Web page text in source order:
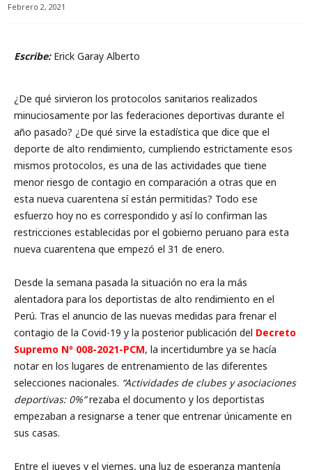
Febrero 2, 2021
Escribe: Erick Garay Alberto
¿De qué sirvieron los protocolos sanitarios realizados
minuciosamente por las federaciones deportivas durante el
año pasado? ¿De qué sirve la estadística que dice que el
deporte de alto rendimiento, cumpliendo estrictamente esos
mismos protocolos, es una de las actividades que tiene
menor riesgo de contagio en comparación a otras que en
esta nueva cuarentena sí están permitidas? Todo ese
esfuerzo hoy no es correspondido y así lo confirman las
restricciones establecidas por el gobierno peruano para esta
nueva cuarentena que empezó el 31 de enero.
Desde la semana pasada la situación no era la más
alentadora para los deportistas de alto rendimiento en el
Perú. Tras el anuncio de las nuevas medidas para frenar el
contagio de la Covid-19 y la posterior publicación del Decreto
Supremo Nº 008-2021-PCM, la incertidumbre ya se hacía
notar en los lugares de entrenamiento de las diferentes
selecciones nacionales. “Actividades de clubes y asociaciones
deportivas: 0%”rezaba el documento y los deportistas
empezaban a resignarse a tener que entrenar únicamente en
sus casas.
Entre el jueves y el viernes, una luz de esperanza mantenía